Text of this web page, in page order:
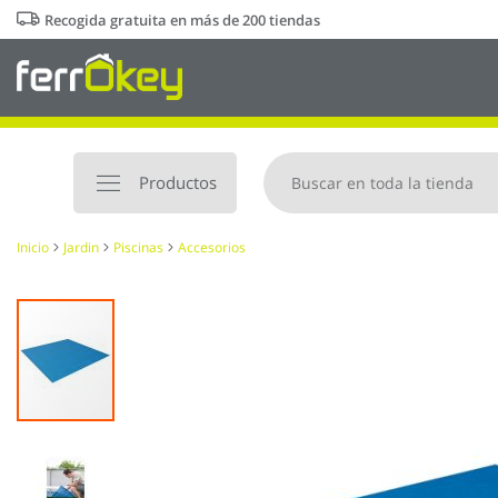
Ir
al
contenido
Recogida gratuita en más de 200 tiendas
Productos
Inicio Jardin Piscinas Accesorios
Saltar
final
galería
imágenes